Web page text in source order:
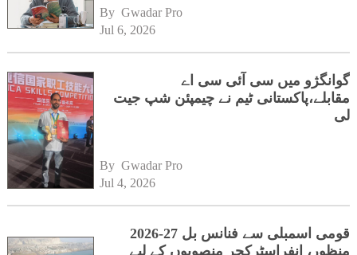
By Gwadar Pro
Jul 6, 2026
گوانگژو میں سی آئی سی اے
مقابلے،پاکستانی ٹیم نے چیمپئن شپ جیت
لی
By Gwadar Pro
Jul 4, 2026
قومی اسمبلی سے فنانس بل 27-2026
منظور، انفراسٹرکچر منصوبوں کے لیے